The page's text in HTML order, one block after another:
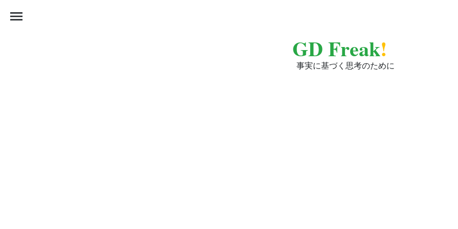
GD Freak!
事実に基づく思考のために
menu